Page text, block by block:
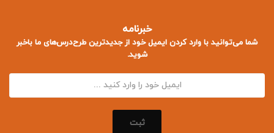
خبرنامه
شما می‌توانید با وارد کردن ایمیل خود از جدید‌ترین طرح‌درس‌های ما باخبر
شوید.
ثبت